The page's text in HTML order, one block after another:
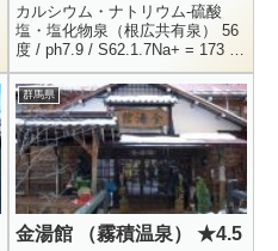
カルシウム・ナトリウム-硫酸
塩・塩化物泉（根広共有泉） 56
度 / ph7.9 / S62.1.7Na+ = 173 /
K+ = 15 / Mg++ = 0.3 / Ca++
=...
群馬県
金湯館 （霧積温泉） ★4.5